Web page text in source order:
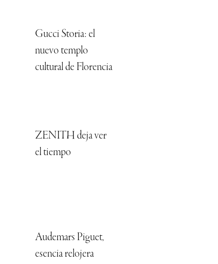
Gucci Storia: el
nuevo templo
cultural de Florencia
ZENITH deja ver
el tiempo
Audemars Piguet,
esencia relojera